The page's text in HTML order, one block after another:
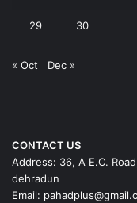
29 30
« Oct Dec »
CONTACT US
Address: 36, A E.C.
dehradun
Email: